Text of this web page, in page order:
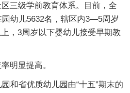
三级学前教育体系。目前，全
园幼儿5632名，辖区内3—5周岁
，3周岁以下婴幼儿接受早期教
明显提高。
省优质幼儿园由“十五”期末的